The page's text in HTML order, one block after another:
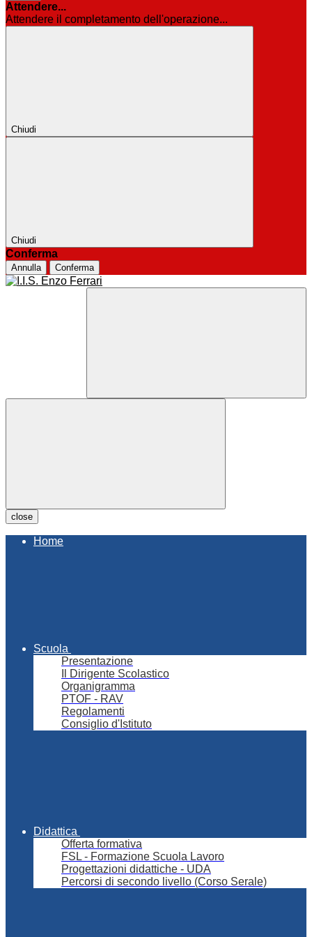
Attendere...
Attendere il completamento dell'operazione...
Chiudi
Chiudi
Conferma
Annulla Conferma
close
Home
Scuola
Presentazione
Il Dirigente Scolastico
Organigramma
PTOF - RAV
Regolamenti
Consiglio d'Istituto
Didattica
Offerta formativa
FSL - Formazione Scuola Lavoro
Progettazioni didattiche - UDA
Percorsi di secondo livello (Corso Serale)